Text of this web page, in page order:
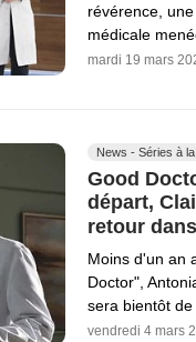
révérence,
médicale
mardi 19 mars
News - Séries à
Good
départ,
retour
Moins d'un an
Doctor",
sera bientôt
vendredi 4 mars